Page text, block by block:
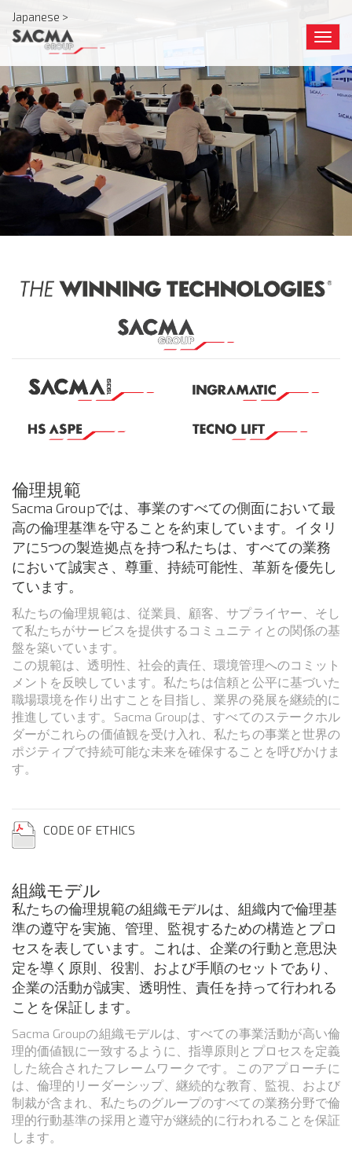
Japanese >
倫理規範
Sacma Groupでは、事業のすべての側面において最
高の倫理基準を守ることを約束しています。イタリ
アに5つの製造拠点を持つ私たちは、すべての業務
において誠実さ、尊重、持続可能性、革新を優先し
ています。
私たちの倫理規範は、従業員、顧客、サプライヤー、そし
て私たちがサービスを提供するコミュニティとの関係の基
盤を築いています。
この規範は、透明性、社会的責任、環境管理へのコミット
メントを反映しています。私たちは信頼と公平に基づいた
職場環境を作り出すことを目指し、業界の発展を継続的に
推進しています。Sacma Groupは、すべてのステークホル
ダーがこれらの価値観を受け入れ、私たちの事業と世界の
ポジティブで持続可能な未来を確保することを呼びかけま
す。
CODE OF ETHICS
組織モデル
私たちの倫理規範の組織モデルは、組織内で倫理基
準の遵守を実施、管理、監視するための構造とプロ
セスを表しています。これは、企業の行動と意思決
定を導く原則、役割、および手順のセットであり、
企業の活動が誠実、透明性、責任を持って行われる
ことを保証します。
Sacma Groupの組織モデルは、すべての事業活動が高い倫
理的価値観に一致するように、指導原則とプロセスを定義
した統合されたフレームワークです。このアプローチに
は、倫理的リーダーシップ、継続的な教育、監視、および
制裁が含まれ、私たちのグループのすべての業務分野で倫
理的行動基準の採用と遵守が継続的に行われることを保証
します。